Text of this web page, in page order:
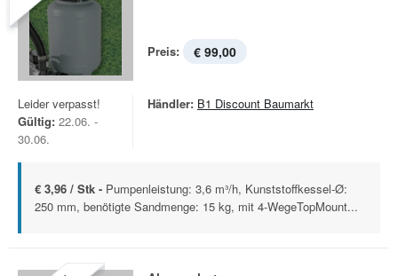
Preis: € 99,00
Leider verpasst!
Gültig: 22.06. -
30.06.
Händler: B1 Discount Baumarkt
€ 3,96 / Stk - Pumpenleistung: 3,6 m³/h, Kunststoffkessel-Ø:
250 mm, benötigte Sandmenge: 15 kg, mit 4-WegeTopMount...